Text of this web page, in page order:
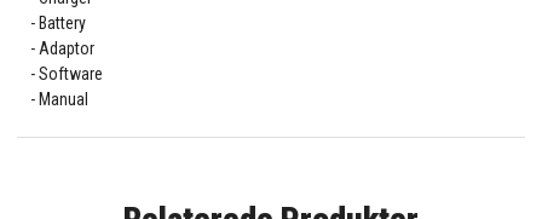
Battery
Adaptor
Software
Manual